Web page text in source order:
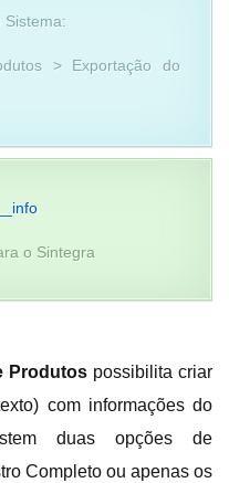
Sistema:
> Exportação do
o Sintegra
Produtospossibilita criar
com informações do
duas opções de
Completo ou apenas os